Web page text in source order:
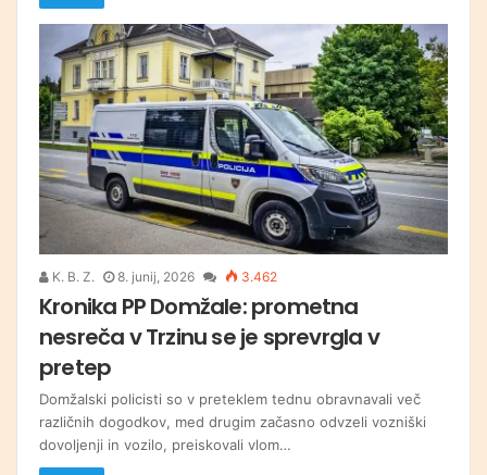
K. B. Z. 8. junij, 2026 3.462
Kronika PP Domžale: prometna
nesreča v Trzinu se je sprevrgla v
pretep
Domžalski policisti so v preteklem tednu obravnavali več
različnih dogodkov, med drugim začasno odvzeli vozniški
dovoljenji in vozilo, preiskovali vlom…